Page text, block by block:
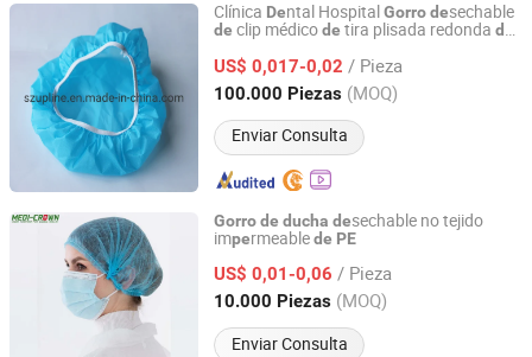
Clínica Dental Hospital Gorrodesechable
de clip médicode tira plisada redonda de
PE, enfermera,ducha, baño,
hotel para doctor
US$ 0,017-0,02 / Pieza
100.000 Piezas (MOQ)
Enviar Consulta
Suzhou Upline Medical Products Co., Ltd.
Jiangsu, China Desde 2017
Gorrode ducha desechable no tejido
impermeablede PE
US$ 0,01-0,06 / Pieza
10.000 Piezas (MOQ)
Enviar Consulta
Medi-Crown Healthcare Co., Ltd.
Tianjin, China Desde 2025